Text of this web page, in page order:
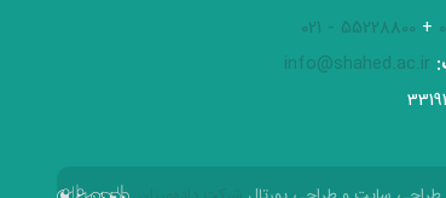
+
55228800 - 021
info@shahed.ac.ir